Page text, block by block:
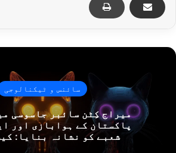
سائنس و ٹیکنالوجی
میراج کِٹن سائبر جاسوسی
پاکستان کے ہوابازی اور
شعبے کو نشانہ بنایا: